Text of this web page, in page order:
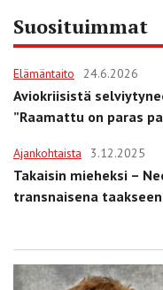
Suosituimmat
Elämäntaito 24.6.2026
Aviokriisistä
”Raamattu on paras
Ajankohtaista 3.12.2025
Takaisin mieheksi –
transnaisena taakseen